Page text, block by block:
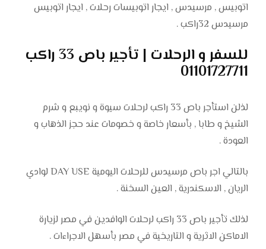
اتوبيس , مرسيدس , ايجار اتوبيسات رحلات , ايجار اتوبيس
مرسيدس 32راكب .
للسفر و الرحلات | تأجير باص 33 راكب
01101727711
لذلن استأجر باص 33 راكب لرحلات سيوة و نويبع و شرم
الشيخ و طابا , بأسعار خاصة و خصومات عند حجز الذهاب و
العودة .
بالتالي اجر باص مرسيدس للرحلات اليومية DAY USE لوادي
الريان , الاسكندرية , العين السخنة .
لذلك تأجير باص 33 راكب لرحلات الوافدين في مصر لزيارة
الاماكن الاثرية و التاريخية في مصر بأسهل الاجراءات .